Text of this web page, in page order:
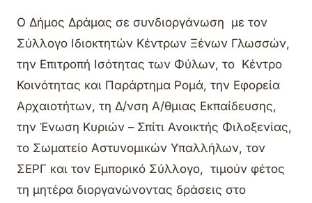
Ο Δήμος Δράμας σε συνδιοργάνωση με τον
Σύλλογο Ιδιοκτητών Κέντρων Ξένων Γλωσσών,
την Επιτροπή Ισότητας των Φύλων, το Κέντρο
Κοινότητας και Παράρτημα Ρομά, την Εφορεία
Αρχαιοτήτων, τη Δ/νση Α/θμιας Εκπαίδευσης,
την Ένωση Κυριών – Σπίτι Ανοικτής Φιλοξενίας,
το Σωματείο Αστυνομικών Υπαλλήλων, τον
ΣΕΡΓ και τον Εμπορικό Σύλλογο, τιμούν φέτος
τη μητέρα διοργανώνοντας δράσεις στο